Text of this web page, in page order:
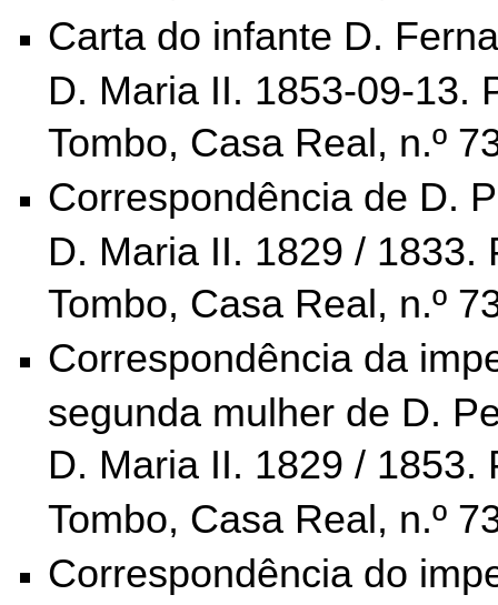
Carta do infante D.
D. Maria II. 1853-09-13.
Tombo,
Casa Real, n.º
Correspondência de D.
D. Maria II. 1829 / 1833.
Tombo,
Casa Real, n.º
Correspondência da
segunda mulher de D.
D. Maria II.
1829 / 1853.
Tombo,
Casa Real, n.º
Correspondência do